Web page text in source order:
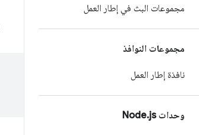
مجموعات البث في إطار العمل
مجموعات النوافذ
نافذة إطار العمل
وحدات Node .js